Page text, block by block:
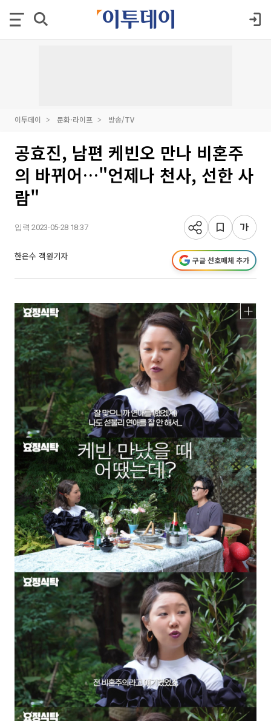
이투데이 문화·라이프 방송/TV
공효진, 남편 케빈오 만나 비혼주
의 바뀌어…"언제나 천사, 선한 사
람"
입력 2023-05-28 18:37
한은수 객원기자 구글 선호매체 추가